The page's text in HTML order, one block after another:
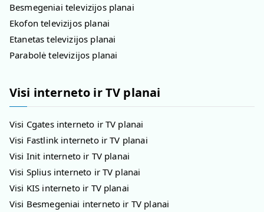
Besmegeniai televizijos planai
Ekofon televizijos planai
Etanetas televizijos planai
Parabolė televizijos planai
Visi interneto ir TV planai
Visi Cgates interneto ir TV planai
Visi Fastlink interneto ir TV planai
Visi Init interneto ir TV planai
Visi Splius interneto ir TV planai
Visi KIS interneto ir TV planai
Visi Besmegeniai interneto ir TV planai